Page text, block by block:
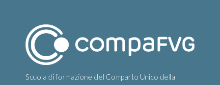
Scuola di formazione del Comparto Unico della